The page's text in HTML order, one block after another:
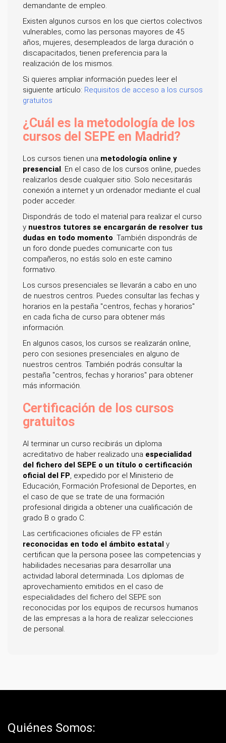
demandante de empleo.
Existen algunos cursos en los que ciertos colectivos
vulnerables, como las personas mayores de 45
años, mujeres, desempleados de larga duración o
discapacitados, tienen preferencia para la
realización de los mismos.
Si quieres ampliar información puedes leer el
siguiente artículo: Requisitos de acceso a los cursos
gratuitos
¿Cuál es la metodología de los
cursos del SEPE en Madrid?
Los cursos tienen una metodología online y
presencial . En el caso de los cursos online, puedes
realizarlos desde cualquier sitio. Solo necesitarás
conexión a internet y un ordenador mediante el cual
poder acceder.
Dispondrás de todo el material para realizar el curso
y nuestros tutores se encargarán de resolver tus
dudas en todo momento . También dispondrás de
un foro donde puedes comunicarte con tus
compañeros, no estás solo en este camino
formativo.
Los cursos presenciales se llevarán a cabo en uno
de nuestros centros. Puedes consultar las fechas y
horarios en la pestaña "centros, fechas y horarios"
en cada ficha de curso para obtener más
información.
En algunos casos, los cursos se realizarán online,
pero con sesiones presenciales en alguno de
nuestros centros. También podrás consultar la
pestaña "centros, fechas y horarios" para obtener
más información.
Certificación de los cursos
gratuitos
Al terminar un curso recibirás un diploma
acreditativo de haber realizado una especialidad
del fichero del SEPE o un título o certificación
oficial del FP , expedido por el Ministerio de
Educación, Formación Profesional de Deportes, en
el caso de que se trate de una formación
profesional dirigida a obtener una cualificación de
grado B o grado C.
Las certificaciones oficiales de FP están
reconocidas en todo el ámbito estatal y
certifican que la persona posee las competencias y
habilidades necesarias para desarrollar una
actividad laboral determinada. Los diplomas de
aprovechamiento emitidos en el caso de
especialidades del fichero del SEPE son
reconocidas por los equipos de recursos humanos
de las empresas a la hora de realizar selecciones
de personal.
Quiénes Somos: